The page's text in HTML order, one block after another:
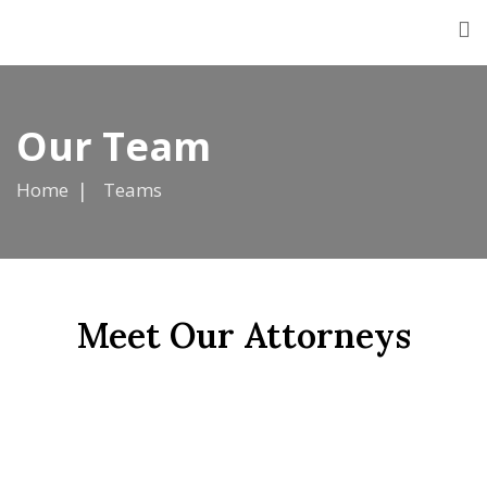
Our Team
Home Teams
Meet Our Attorneys
Cenk Aydemir